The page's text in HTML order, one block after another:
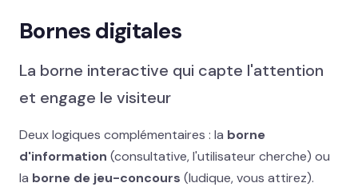
Salon, festival, lancement : on s’occupe de
Packaging et coffrets
Solutions métiers
Bornes digitales
La borne interactive qui capte l'attention
et engage le visiteur
Deux logiques complémentaires : la borne
d'information (consultative, l'utilisateur cherche) ou
la borne de jeu-concours (ludique, vous attirez).